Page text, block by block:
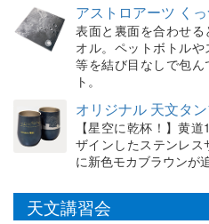
アストロアーツ く
表面と裏面を合わせ
オル。ペットボトル
等を結び目なしで包
ト。
オリジナル 天文タ
【星空に乾杯！】黄
ザインしたステンレ
に新色モカブラウンが追
天文講習会